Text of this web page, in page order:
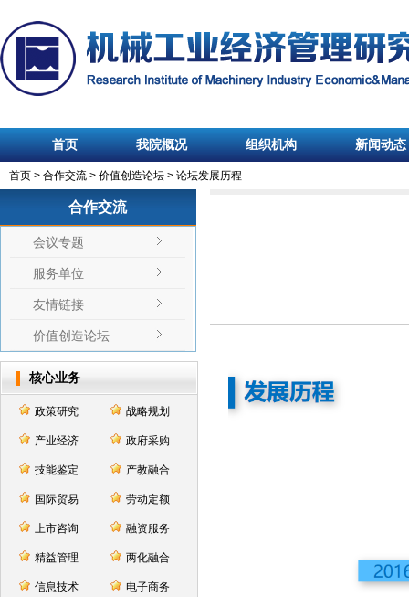
首页 我院概况 组织机构 新闻动态
首页 > 合作交流 > 价值创造论坛 > 论坛发展历程
合作交流
会议专题
服务单位
友情链接
价值创造论坛
核心业务
政策研究 战略规划
产业经济 政府采购
技能鉴定 产教融合
国际贸易 劳动定额
上市咨询 融资服务
精益管理 两化融合
信息技术 电子商务